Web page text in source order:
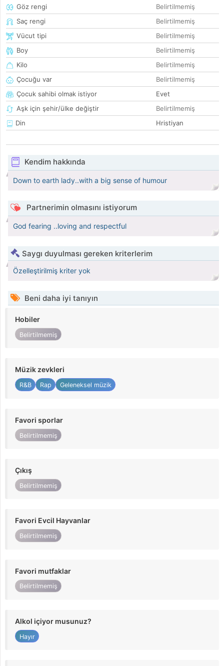
Göz rengi
Belirtilmemiş
Saç rengi
Belirtilmemiş
Vücut tipi
Belirtilmemiş
Boy
Belirtilmemiş
Kilo
Belirtilmemiş
Çocuğu var
Belirtilmemiş
Çocuk sahibi olmak istiyor
Evet
Aşk için şehir/ülke değiştir
Belirtilmemiş
Din
Hristiyan
Kendim hakkında
Down to earth lady..with a big sense of humour
Partnerimin olmasını istiyorum
God fearing ..loving and respectful
Saygı duyulması gereken kriterlerim
Özelleştirilmiş kriter yok
Beni daha iyi tanıyın
Hobiler
Belirtilmemiş
Müzik zevkleri
R&B Rap Geleneksel müzik
Favori sporlar
Belirtilmemiş
Çıkış
Belirtilmemiş
Favori Evcil Hayvanlar
Belirtilmemiş
Favori mutfaklar
Belirtilmemiş
Alkol içiyor musunuz?
Hayır